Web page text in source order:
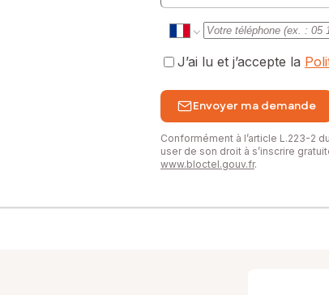
J’ai lu et j’accepte la
Envoyer ma demande
Conformément à l’article L.223-2
user de son droit à s’inscrire
www.bloctel.gouv.fr.